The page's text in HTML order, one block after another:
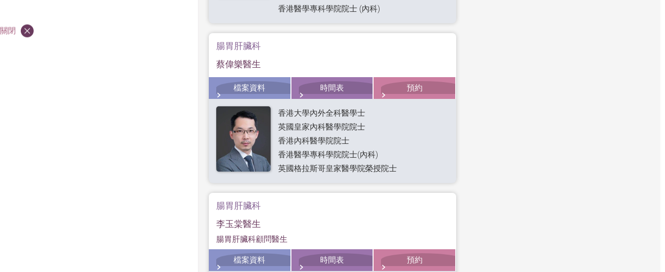
香港醫學專科學院院士 (內科)
腸胃肝臟科
蔡偉樂醫生
檔案資料 時間表 預約
香港大學內外全科醫學士
英國皇家內科醫學院院士
香港內科醫學院院士
香港醫學專科學院院士(內科)
英國格拉斯哥皇家醫學院榮授院士
腸胃肝臟科
李玉棠醫生
腸胃肝臟科顧問醫生
檔案資料 時間表 預約
關閉